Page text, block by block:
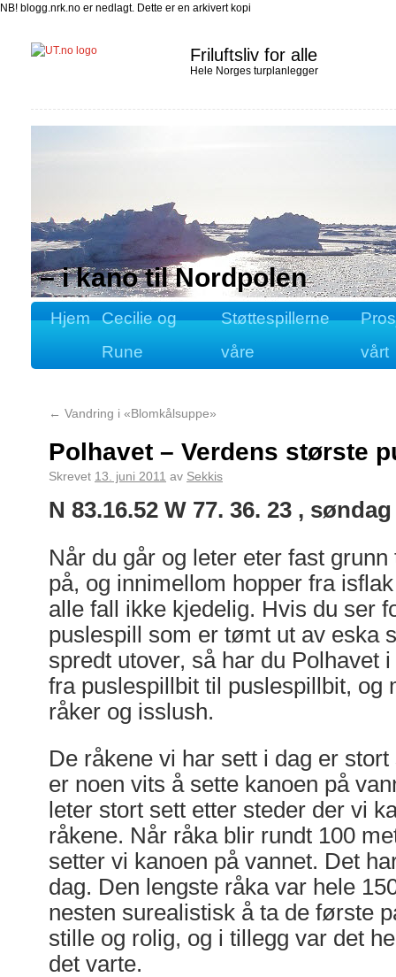
NB! blogg.nrk.no er nedlagt. Dette er en arkivert kopi
Friluftsliv for alle
Hele Norges turplanlegger
– i kano til Nordpolen
Hjem
Cecilie og
Rune
Støttespillerne
våre
vårt
← Vandring i «Blomkålsuppe»
Polhavet – Verdens største
Skrevet 13. juni 2011 av Sekkis
N 83.16.52 W 77. 36. 23 ,
Når du går og leter eter fast
på, og innimellom hopper fra
alle fall ikke kjedelig. Hvis du ser
puslespill som er tømt ut av eska
spredt utover, så har du Polhavet
fra puslespillbit til puslespillbit, og
råker og isslush.
De råkene vi har sett i dag er
er noen vits å sette kanoen på
leter stort sett etter steder der vi
råkene. Når råka blir rundt 100
setter vi kanoen på vannet. Det
dag. Den lengste råka var hele
nesten surealistisk å ta de første
stille og rolig, og i tillegg var det
det varte.